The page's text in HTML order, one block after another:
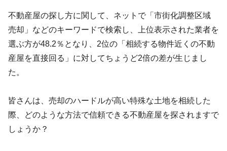
不動産屋の探し方に関して、ネットで「市街化調整区域
売却」などのキーワードで検索し、上位表示された業者を
選ぶ方が48.2％となり、2位の「相続する物件近くの不動
産屋を直接回る」に対してちょうど2倍の差が生じまし
た。
皆さんは、売却のハードルが高い特殊な土地を相続した
際、どのような方法で信頼できる不動産屋を探されますで
しょうか？